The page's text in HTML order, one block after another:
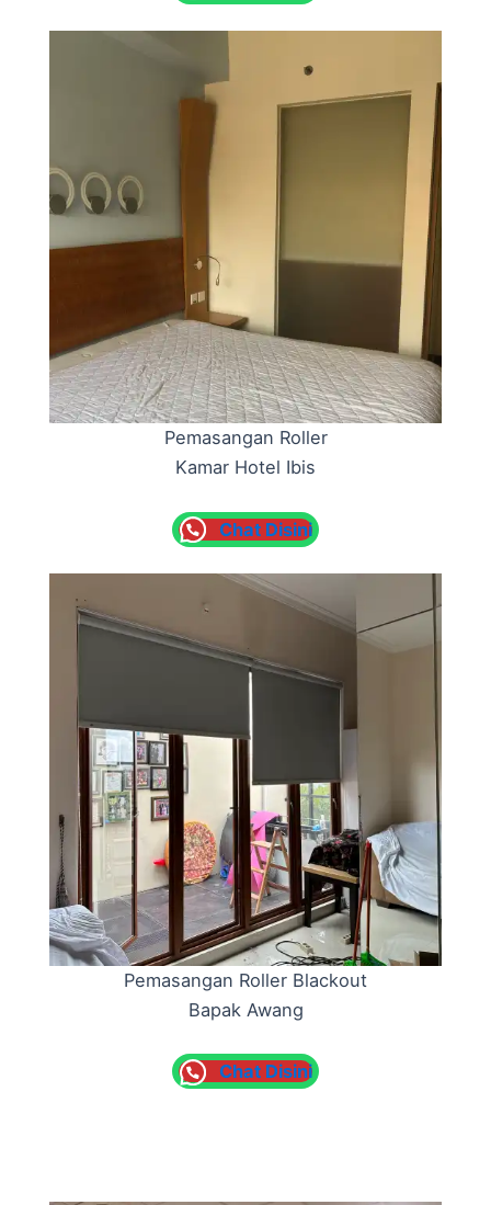
Pemasangan Roller
Kamar Hotel Ibis
Chat Disini
Pemasangan Roller Blackout
Bapak Awang
Chat Disini